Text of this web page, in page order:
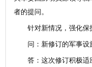
者的提问。
针对新情况，强化保
问：新修订的军事设
答：这次修订积极适